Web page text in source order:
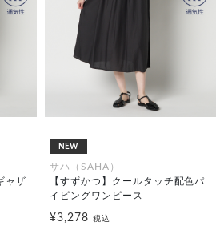
ャザ
NEW
サハ（SAHA）
【すずかつ】クールタッチ配色パ
イピングワンピース
¥3,278 税込